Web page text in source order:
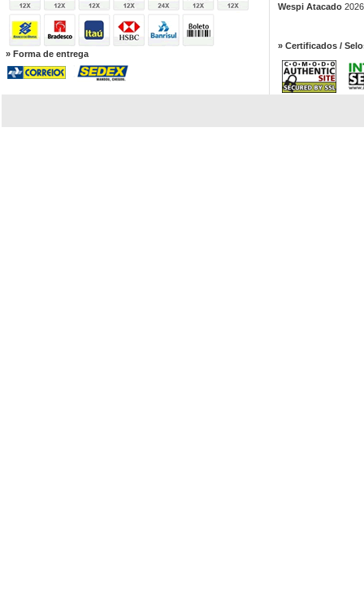
» Forma de entrega
Wespi Atacado
» Certificados /